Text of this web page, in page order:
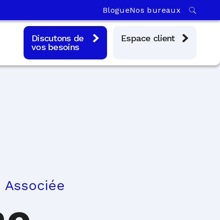
BlogueNos bureaux
Discutons de
vos besoins
Espace client